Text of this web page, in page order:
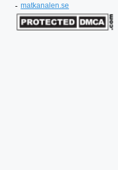
- matkanalen.se